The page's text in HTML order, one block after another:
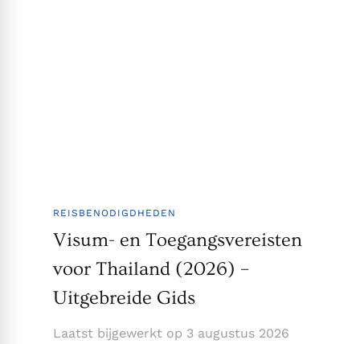
REISBENODIGDHEDEN
Visum- en Toegangsvereisten
voor Thailand (2026) –
Uitgebreide Gids
Laatst bijgewerkt op 3 augustus 2026